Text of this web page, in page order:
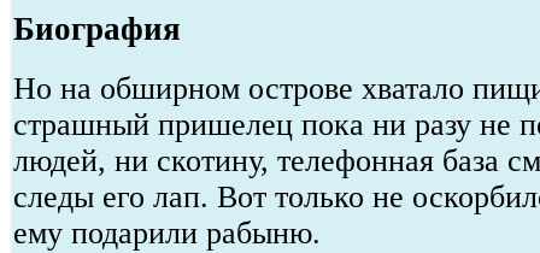
Биография
Но на обширном острове хватало
страшный пришелец пока ни разу не
людей, ни скотину, телефонная база
следы его лап. Вот только не
ему подарили рабыню.